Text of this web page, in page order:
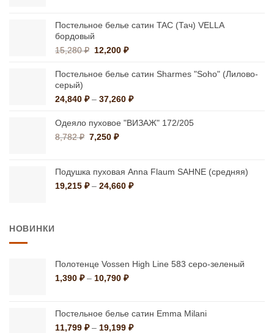
–
Постельное белье сатин TAC (Тач) VELLA
бордовый
15,280₽ Первоначальная
составляла
12,200₽Текущая
12,200 ₽.
Постельное белье сатин Sharmes "Soho" (Лилово-
серый)
24,840 ₽ – 37,260 ₽Диапазон
24,840 ₽
Одеяло пуховое "ВИЗАЖ" 172/205
8,782₽ Первоначальная
8,782 ₽.
7,250₽Текущая
Подушка пуховая Anna Flaum SAHNE (средняя)
19,215 ₽ – 24,660 ₽Диапазон
НОВИНКИ
Полотенце Vossen High Line 583 серо-зеленый
1,390 ₽ – 10,790 ₽Диапазон
–
10,790 ₽
Постельное белье сатин Emma Milani
11,799 ₽ – 19,199 ₽Диапазон